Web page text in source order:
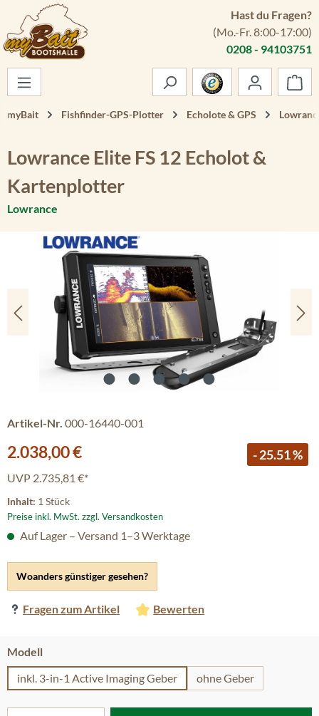
Zum Hauptinhalt springen
Hast du Fragen?
(Mo.-Fr. 8:00-17:00)
0208 - 94103751
myBait Fishfinder-GPS-Plotter Echolote & GPS
Lowrance Elite FS 12 Echolot &
Kartenplotter
Lowrance
Bildergalerie überspringen
Artikel-Nr. 000-16440-001
Verkaufspreis:
2.038,00 € - 25.51 %
UVP 2.735,81 €*
Inhalt: 1 Stück
Preise inkl. MwSt. zzgl. Versandkosten
Woanders günstiger gesehen?
Fragen zum Artikel Bewerten
Auf Lager – Versand 1–3 Werktage
Modellauswählen
inkl. 3-in-1 Active Imaging Geber
ohne Geber